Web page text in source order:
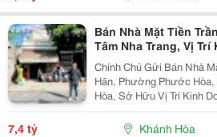
Bán Nhà Mặt Tiền
Tâm Nha Trang, Vị
Tỷ
Chính Chủ Gửi Bán Nhà
Hãn, Phường Phước Hòa,
Hòa, Sở Hữu Vị Trí Kinh
Cửa Hàng, Văn Phòng,
7,4 tỷ Khánh Hòa